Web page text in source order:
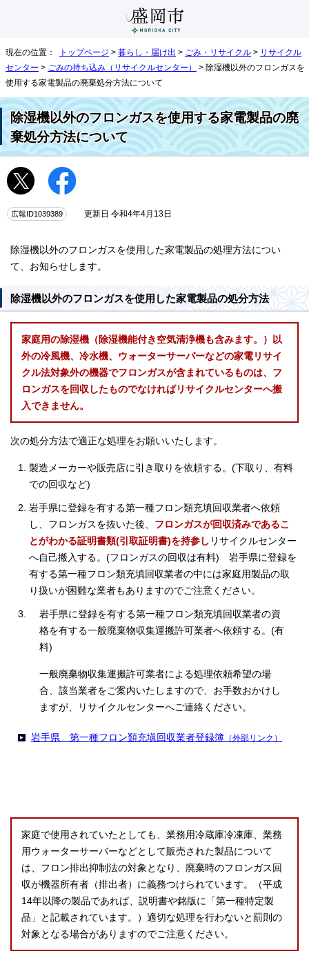
現在の位置： トップページ > 暮らし・届け出 > ごみ・リサイクル > リサイクル
センター > ごみの持ち込み（リサイクルセンター）
> 除湿機以外のフロンガスを
使用する家電製品の廃棄処分方法について
除湿機以外のフロンガスを使用する家電製品の廃
棄処分方法について
広報ID1039389 更新日 令和4年4月13日
除湿機以外のフロンガスを使用した家電製品の処理方法につい
て、お知らせします。
除湿機以外のフロンガスを使用した家電製品の処分方法
家庭用の除湿機（除湿機能付き空気清浄機も含みます。）以
外の冷風機、冷水機、ウォーターサーバーなどの家電リサイ
クル法対象外の機器でフロンガスが含まれているものは、フ
ロンガスを回収したものでなければリサイクルセンターへ搬
入できません。
次の処分方法で適正な処理をお願いいたします。
製造メーカーや販売店に引き取りを依頼する。(下取り、有料
での回収など)
岩手県に登録を有する第一種フロン類充填回収業者へ依頼
し、フロンガスを抜いた後、 フロンガスが回収済みであるこ
とがわかる証明書類(引取証明書)を持参し リサイクルセンター
へ自己搬入する。(フロンガスの回収は有料) 岩手県に登録を
有する第一種フロン類充填回収業者の中には家庭用製品の取
り扱いが困難な業者もありますのでご注意ください。
岩手県に登録を有する第一種フロン類充填回収業者の資
格を有する一般廃棄物収集運搬許可業者へ依頼する。(有
料)
一般廃棄物収集運搬許可業者による処理依頼希望の場
合、該当業者をご案内いたしますので、お手数おかけし
ますが、リサイクルセンターへご連絡ください。
岩手県 第一種フロン類充塡回収業者登録簿 （外部リンク）
家庭で使用されていたとしても、業務用冷蔵庫冷凍庫、業務
用ウォーターサーバーなどとして販売された製品について
は、フロン排出抑制法の対象となり、廃棄時のフロンガス回
収が機器所有者（排出者）に義務つけられています。（平成
14年以降の製品であれば、説明書や銘版に「第一種特定製
品」と記載されています。）適切な処理を行わないと罰則の
対象となる場合がありますのでご注意ください。